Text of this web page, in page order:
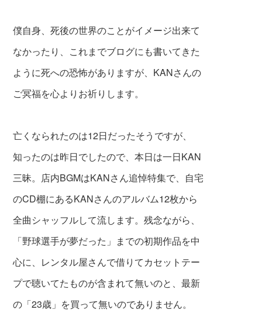
僕自身、死後の世界のことがイメージ出来て
なかった り、これまでブログにも書いてきた
ように死への恐怖がありますが、KANさんの
ご冥福を心よりお祈りします。
亡くなられたのは12日だったそうですが、
知ったのは昨日でしたので、本日は一日KAN
三昧。店内BGMはKANさん追悼特集で、自宅
のCD棚にあるKANさんのアルバム12枚から
全曲シャッフルして流します。残念ながら、
「野球選手が夢だった」までの初期作品を中
心に、レンタル屋さんで借りてカセットテー
プで聴いてたものが含まれて無いのと、最新
の「23歳」を買って無いのでありません。